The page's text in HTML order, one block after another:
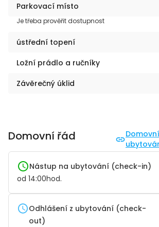
Parkovací místo
Je třeba prověřit dostupnost
ústřední topení
Ložní prádlo a ručníky
Závěrečný úklid
Domovní řád
Nástup na ubytování (check-in)
od 14:00hod.
Odhlášení z ubytování (check-
out)